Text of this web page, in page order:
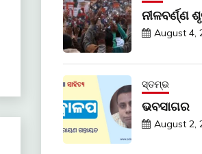
ନୀଳବର୍ଣ୍ଣ
August 4,
ସ୍ତମ୍ଭ
ଭବସାଗର
August 2,